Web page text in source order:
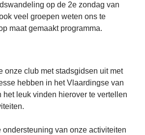
op de 2e zondag van
veel groepen weten ons te
maat gemaakt programma.
onze club met stadsgidsen uit met
hebben in het Vlaardingse van
het leuk vinden hierover te vertellen
ondersteuning van onze activiteiten